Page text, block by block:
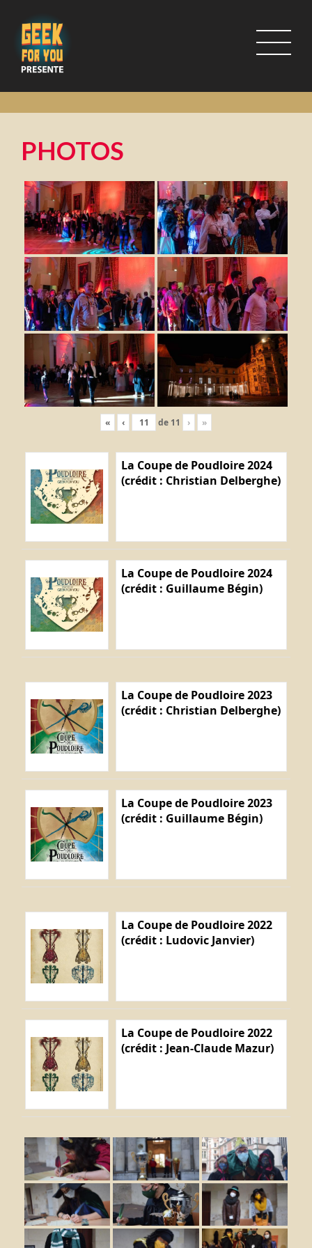
PHOTOS
« ‹ de 11 › »
La Coupe de Poudloire 2024
(crédit : Christian Delberghe)
La Coupe de Poudloire 2024
(crédit : Guillaume Bégin)
La Coupe de Poudloire 2023
(crédit : Christian Delberghe)
La Coupe de Poudloire 2023
(crédit : Guillaume Bégin)
La Coupe de Poudloire 2022
(crédit : Ludovic Janvier)
La Coupe de Poudloire 2022
(crédit : Jean-Claude Mazur)